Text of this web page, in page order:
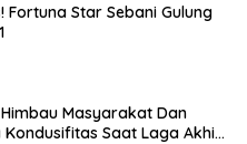
Fortuna Star Sebani Gulung
Masyarakat Dan
Saat Laga Akhir